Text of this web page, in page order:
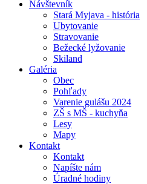
Návštevník
Stará Myjava - história
Ubytovanie
Stravovanie
Bežecké lyžovanie
Skiland
Galéria
Obec
Pohľady
Varenie gulášu 2024
ZŠ s MŠ - kuchyňa
Lesy
Mapy
Kontakt
Kontakt
Napíšte nám
Úradné hodiny